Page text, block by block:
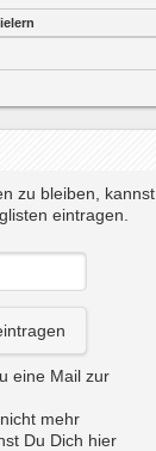
zu bleiben, kannst
eintragen.
eine Mail zur
mehr
Du Dich hier